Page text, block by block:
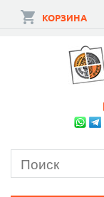
КОРЗИНА